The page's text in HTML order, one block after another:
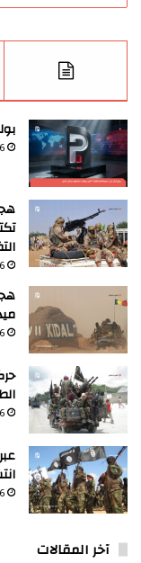
آخر المقالات